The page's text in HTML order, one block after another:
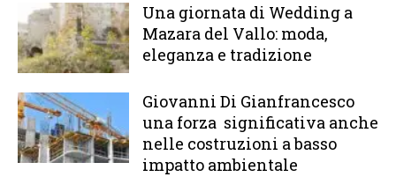
Una giornata di Wedding a
Mazara del Vallo: moda,
eleganza e tradizione
Giovanni Di Gianfrancesco
una forza significativa anche
nelle costruzioni a basso
impatto ambientale